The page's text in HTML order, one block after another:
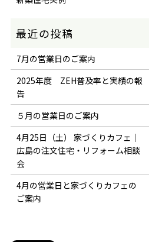
7月の営業日のご案内
2025年度 ZEH普及率と実績の報
告
５月の営業日のご案内
4月25日（土） 家づくりカフェ｜
広島の注文住宅・リフォーム相談
会
4月の営業日と家づくりカフェの
ご案内